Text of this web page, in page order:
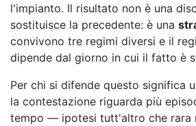
l'impianto. Il risultato non è una
sostituisce la precedente: è una
convivono tre regimi diversi e il
dipende dal giorno in cui il fatto è
Per chi si difende questo significa
la contestazione riguarda più
tempo — ipotesi tutt'altro che rara